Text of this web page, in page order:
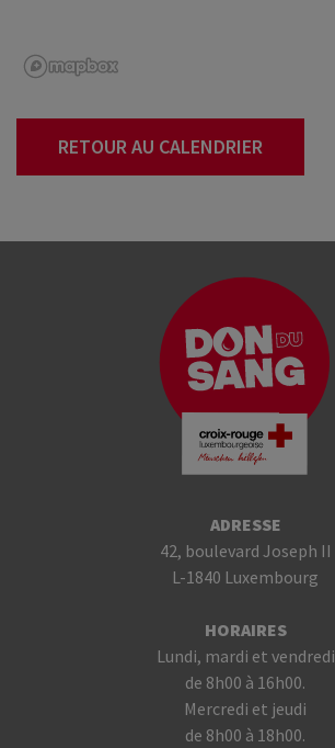
RETOUR AU CALENDRIER
ADRESSE
42, boulevard Joseph II
L-1840 Luxembourg
HORAIRES
Lundi, mardi et vendredi
de 8h00 à 16h00.
Mercredi et jeudi
de 8h00 à 18h00.